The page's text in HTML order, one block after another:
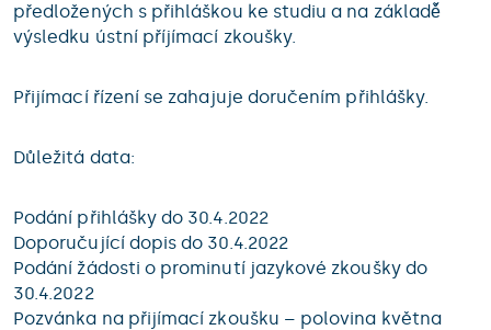
předložených s přihláškou ke studiu a na základě̌
výsledku ústní příjímací zkoušky.
Přijímací řízení se zahajuje doručením přihlášky.
Důležitá data:
Podání přihlášky do 30.4.2022
Doporučující dopis do 30.4.2022
Podání žádosti o prominutí jazykové zkoušky do
30.4.2022
Pozvánka na přijímací zkoušku – polovina května